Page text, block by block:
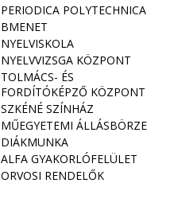
PERIODICA POLYTECHNICA
BMENET
NYELVISKOLA
NYELVVIZSGA KÖZPONT
TOLMÁCS- ÉS
FORDÍTÓKÉPZŐ KÖZPONT
SZKÉNÉ SZÍNHÁZ
MŰEGYETEMI ÁLLÁSBÖRZE
DIÁKMUNKA
ALFA GYAKORLÓFELÜLET
ORVOSI RENDELŐK